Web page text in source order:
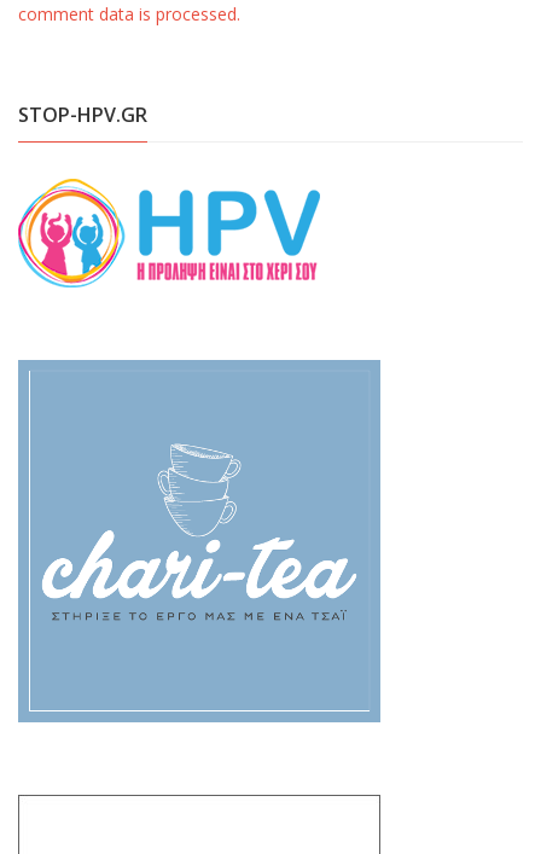
comment data is processed.
STOP-HPV.GR